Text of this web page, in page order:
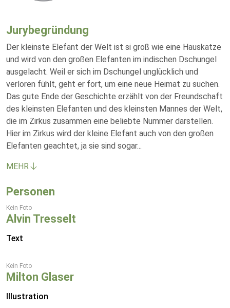
Jurybegründung
Der kleinste Elefant der Welt ist si groß wie eine Hauskatze
und wird von den großen Elefanten im indischen Dschungel
ausgelacht. Weil er sich im Dschungel unglücklich und
verloren fühlt, geht er fort, um eine neue Heimat zu suchen.
Das gute Ende der Geschichte erzählt von der Freundschaft
des kleinsten Elefanten und des kleinsten Mannes der Welt,
die im Zirkus zusammen eine beliebte Nummer darstellen.
Hier im Zirkus wird der kleine Elefant auch von den großen
Elefanten geachtet, ja sie sind sogar...
MEHR
Personen
Kein Foto
Alvin Tresselt
Text
Kein Foto
Milton Glaser
Illustration